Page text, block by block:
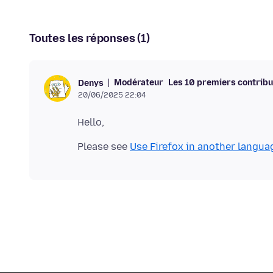
Toutes les réponses (1)
Denys Modérateur Les 10 premiers
20/06/2025 22:04
Please see Use Firefox in another